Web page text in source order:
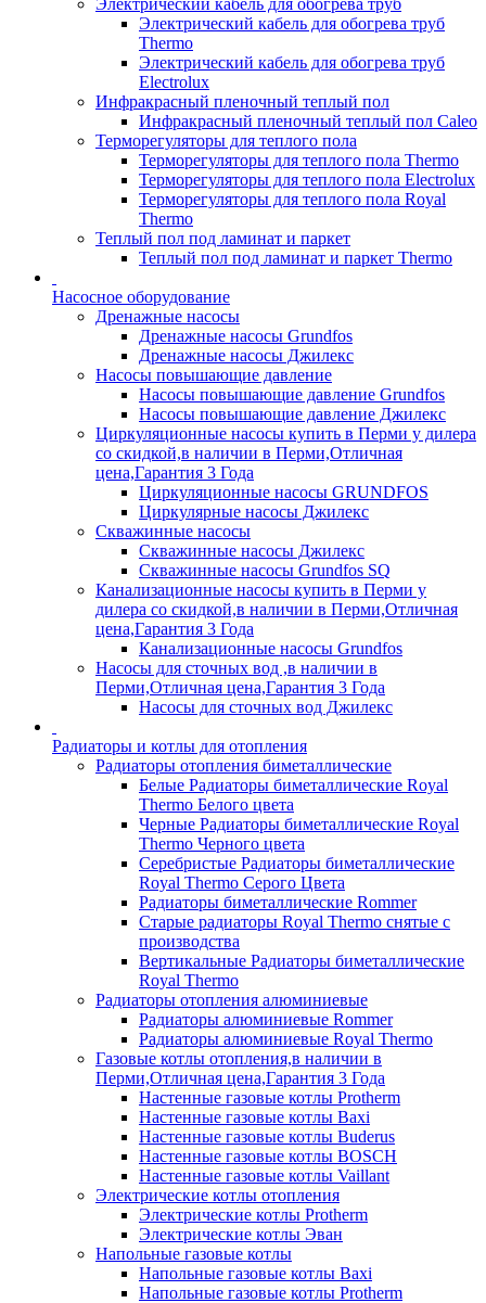
Электрический кабель для обогрева труб
Электрический кабель для обогрева труб
Thermo
Электрический кабель для обогрева труб
Electrolux
Инфракрасный пленочный теплый пол
Инфракрасный пленочный теплый пол Caleo
Терморегуляторы для теплого пола
Терморегуляторы для теплого пола Thermo
Терморегуляторы для теплого пола Electrolux
Терморегуляторы для теплого пола Royal
Thermo
Теплый пол под ламинат и паркет
Теплый пол под ламинат и паркет Thermo
Насосное оборудование
Дренажные насосы
Дренажные насосы Grundfos
Дренажные насосы Джилекс
Насосы повышающие давление
Насосы повышающие давление Grundfos
Насосы повышающие давление Джилекс
Циркуляционные насосы купить в Перми у дилера
со скидкой,в наличии в Перми,Отличная
цена,Гарантия 3 Года
Циркуляционные насосы GRUNDFOS
Циркулярные насосы Джилекс
Скважинные насосы
Скважинные насосы Джилекс
Скважинные насосы Grundfos SQ
Канализационные насосы купить в Перми у
дилера со скидкой,в наличии в Перми,Отличная
цена,Гарантия 3 Года
Канализационные насосы Grundfos
Насосы для сточных вод ,в наличии в
Перми,Отличная цена,Гарантия 3 Года
Насосы для сточных вод Джилекс
Радиаторы и котлы для отопления
Радиаторы отопления биметаллические
Белые Радиаторы биметаллические Royal
Thermo Белого цвета
Черные Радиаторы биметаллические Royal
Thermo Черного цвета
Серебристые Радиаторы биметаллические
Royal Thermo Серого Цвета
Радиаторы биметаллические Rommer
Старые радиаторы Royal Thermo снятые с
производства
Вертикальные Радиаторы биметаллические
Royal Thermo
Радиаторы отопления алюминиевые
Радиаторы алюминиевые Rommer
Радиаторы алюминиевые Royal Thermo
Газовые котлы отопления,в наличии в
Перми,Отличная цена,Гарантия 3 Года
Настенные газовые котлы Protherm
Настенные газовые котлы Baxi
Настенные газовые котлы Buderus
Настенные газовые котлы BOSCH
Настенные газовые котлы Vaillant
Электрические котлы отопления
Электрические котлы Protherm
Электрические котлы Эван
Напольные газовые котлы
Напольные газовые котлы Baxi
Напольные газовые котлы Protherm